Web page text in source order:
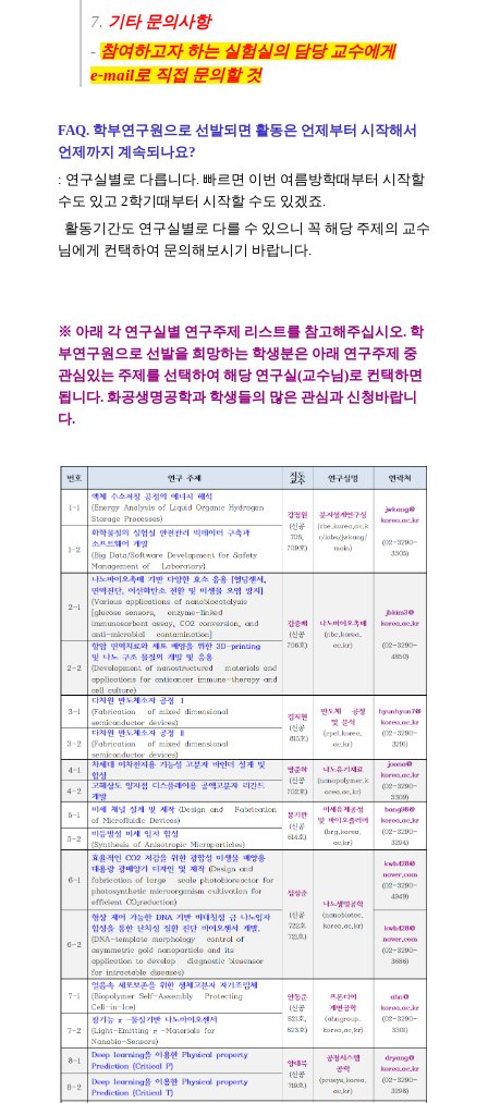
7. 기타 문의사항
- 참여하고자 하는 실험실의 담당 교수에게
e-mail로 직접 문의할 것
FAQ. 학부연구원으로 선발되면 활동은 언제부터 시작해서
언제까지 계속되나요?
: 연구실별로 다릅니다. 빠르면 이번 여름방학때부터 시작할
수도 있고 2학기때부터 시작할 수도 있겠죠.
활동기간도 연구실별로 다를 수 있으니 꼭 해당 주제의 교수
님에게 컨택하여 문의해보시기 바랍니다.
※ 아래 각 연구실별 연구주제 리스트를 참고해주십시오. 학
부연구원으로 선발을 희망하는 학생분은 아래 연구주제 중
관심있는 주제를 선택하여 해당 연구실(교수님)로 컨택하면
됩니다. 화공생명공학과 학생들의 많은 관심과 신청바랍니
다.